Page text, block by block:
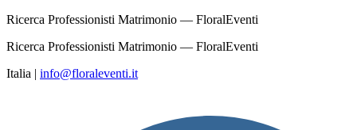
Ricerca Professionisti Matrimonio — FloralEventi
Ricerca Professionisti Matrimonio — FloralEventi
Italia | info@floraleventi.it